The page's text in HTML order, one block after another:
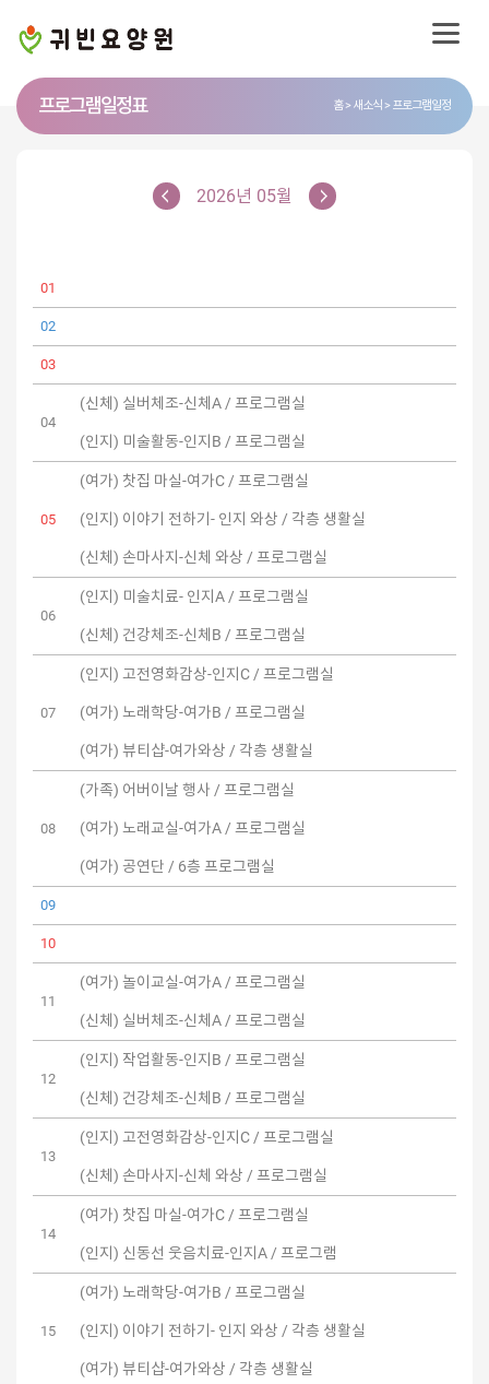
프로그램 일정표 홈 새소식 프로그램일정
2026년 05월
01
02
03
04
(신체) 실버체조-신체A / 프로그램실
(인지) 미술활동-인지B / 프로그램실
05
(여가) 찻집 마실-여가C / 프로그램실
(인지) 이야기 전하기- 인지 와상 / 각층 생활실
(신체) 손마사지-신체 와상 / 프로그램실
06
(인지) 미술치료- 인지A / 프로그램실
(신체) 건강체조-신체B / 프로그램실
07
(인지) 고전영화감상-인지C / 프로그램실
(여가) 노래학당-여가B / 프로그램실
(여가) 뷰티샵-여가와상 / 각층 생활실
08
(가족) 어버이날 행사 / 프로그램실
(여가) 노래교실-여가A / 프로그램실
(여가) 공연단 / 6층 프로그램실
09
10
11
(여가) 놀이교실-여가A / 프로그램실
(신체) 실버체조-신체A / 프로그램실
12
(인지) 작업활동-인지B / 프로그램실
(신체) 건강체조-신체B / 프로그램실
13
(인지) 고전영화감상-인지C / 프로그램실
(신체) 손마사지-신체 와상 / 프로그램실
14
(여가) 찻집 마실-여가C / 프로그램실
(인지) 신동선 웃음치료-인지A / 프로그램
15
(여가) 노래학당-여가B / 프로그램실
(인지) 이야기 전하기- 인지 와상 / 각층 생활실
(여가) 뷰티샵-여가와상 / 각층 생활실